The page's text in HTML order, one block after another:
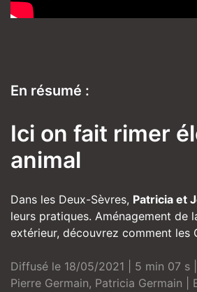
En résumé :
Ici on fait rimer
animal
Dans les Deux-Sèvres, Patricia et
leurs pratiques. Aménagement
extérieur, découvrez comment les
Diffusé le 18/05/2021 | 5 min 07 s
Pierre Germain, Patricia Germain |